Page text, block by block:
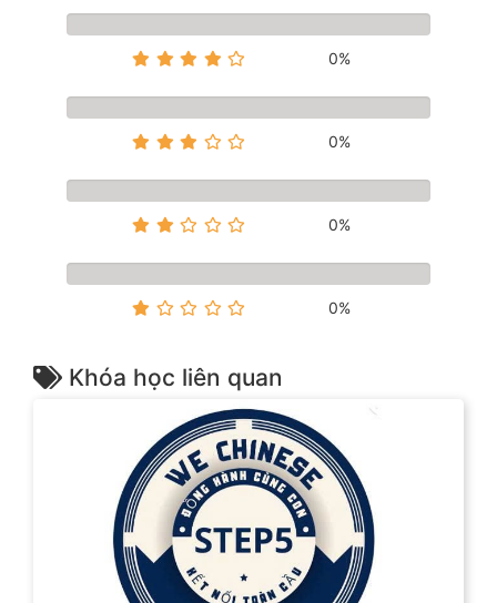
0%
0%
0%
0%
Khóa học liên quan